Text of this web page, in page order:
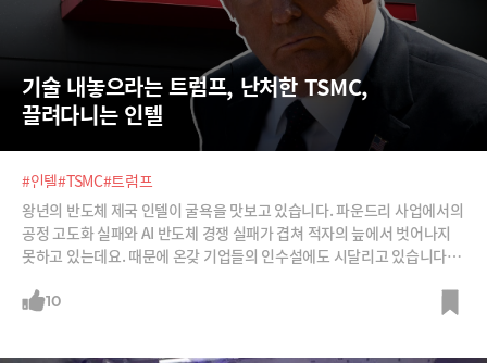
기술 내놓으라는 트럼프, 난처한 TSMC,
끌려다니는 인텔
#인텔#TSMC#트럼프
왕년의 반도체 제국 인텔이 굴욕을 맛보고 있습니다. 파운드리 사업에서의
공정 고도화 실패와 AI 반도체 경쟁 실패가 겹쳐 적자의 늪에서 벗어나지
못하고 있는데요. 때문에 온갖 기업들의 인수설에도 시달리고 있습니다.
인수를 권유하고 있다고 합니다. 대체 이유가 무엇일까요?
10